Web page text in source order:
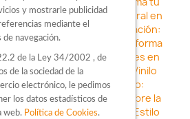
fundidos rotulación integral en
la Innovación en Personalización:
dip en Barcelona
Transforma
Kits adhesivos para coches en
tu vehículo con estilo: Vinilo
-Destaca con Estilo:
en Barcelona -Descubre la
stickers en Barcelona
Estilo
y mostrarle publicidad
mediante el
de navegación.
de la Ley 34/2002 , de
de la sociedad de la
electrónico, le pedimos
los datos estadísticos de
web. Política de Cookies.